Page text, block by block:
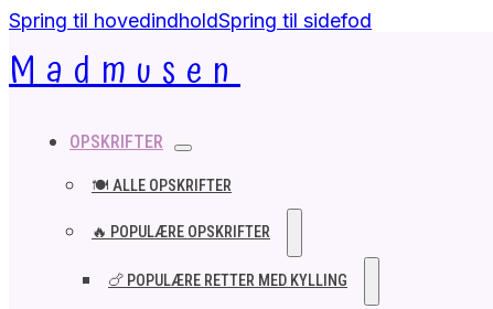
Spring til hovedindholdSpring til sidefod
Madmusen
OPSKRIFTER
🍽️ ALLE OPSKRIFTER
🔥 POPULÆRE OPSKRIFTER
🍗 POPULÆRE RETTER MED KYLLING